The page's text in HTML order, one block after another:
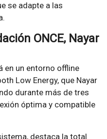
se adapte a las
ONCE, Nayar
en un entorno offline
Low Energy, que Nayar
durante más de tres
óptima y compatible
destaca la total